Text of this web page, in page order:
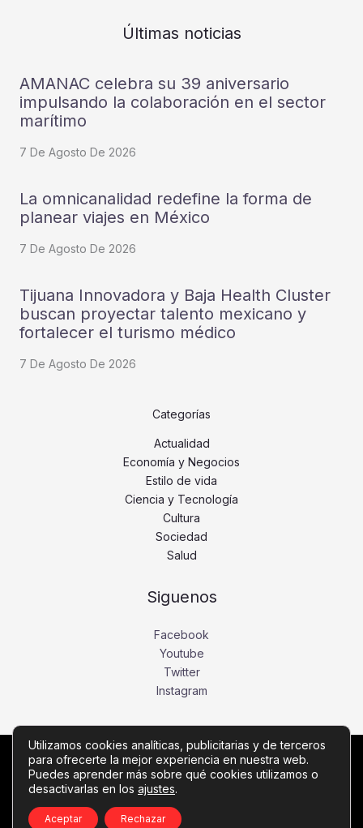
Últimas noticias
AMANAC celebra su 39 aniversario
impulsando la colaboración en el sector
marítimo
7 De Agosto De 2026
La omnicanalidad redefine la forma de
planear viajes en México
7 De Agosto De 2026
Tijuana Innovadora y Baja Health Cluster
buscan proyectar talento mexicano y
fortalecer el turismo médico
7 De Agosto De 2026
Categorías
Actualidad
Economía y Negocios
Estilo de vida
Ciencia y Tecnología
Cultura
Sociedad
Salud
Siguenos
Facebook
Youtube
Twitter
Instagram
Copyright © Todos los derechos reservados -
diariobajio.com
Política de privacidad-Política de cookies
Utilizamos cookies analíticas, publicitarias y de terceros
para ofrecerte la mejor experiencia en nuestra web.
Puedes aprender más sobre qué cookies utilizamos o
desactivarlas en los ajustes.
Aceptar Rechazar